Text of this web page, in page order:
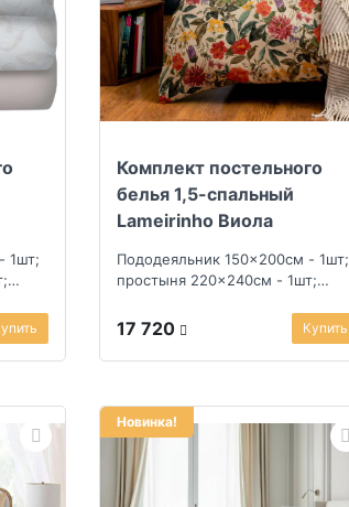
1шт;
Комплект постельного
белья 1,5-спальный
Lameirinho Виола
Пододеяльник 150x200см - 1шт;
простыня 220x240см - 1шт;
17 720 Купить
Новинка!